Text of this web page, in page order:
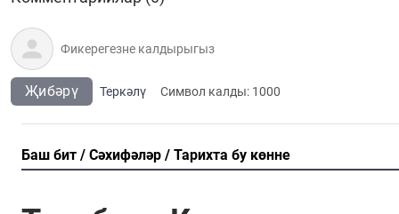
Җибәрү Теркәлү Cимвол калды: 1000
Баш бит Сәхифәләр Тарихта бу көнне